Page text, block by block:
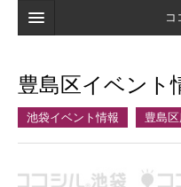
コ
検索
店舗・施設最新情報
豊島区イベント
池袋イベント情報 豊島